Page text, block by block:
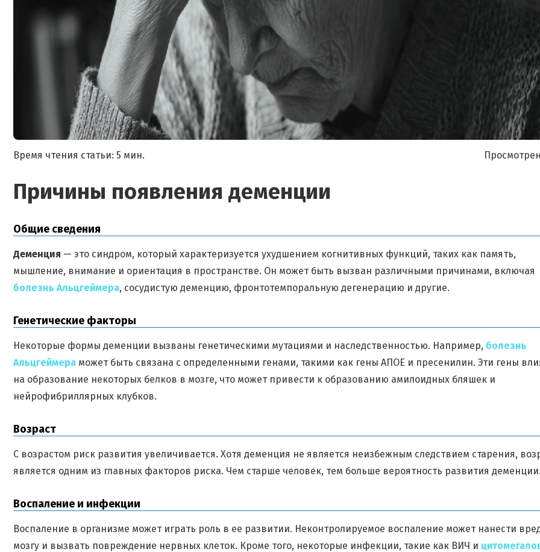
Время чтения статьи: 5 мин.
Причины появления деменции
Общие сведения
Деменция — это синдром, который характеризуется ухудшением когнитивных функций, таких как память,
мышление, внимание и ориентация в пространстве. Он может быть вызван различными причинами, включая
болезнь Альцгеймера, сосудистую деменцию, фронтотемпоральную дегенерацию и другие.
Генетические факторы
Некоторые формы деменции вызваны генетическими мутациями и наследственностью. Например, болезнь
Альцгеймера может быть связана с определенными генами, такими как гены АПОЕ и пресенилин. Эти гены
на образование некоторых белков в мозге, что может привести к образованию амилоидных бляшек и
нейрофибриллярных клубков.
Возраст
С возрастом риск развития увеличивается. Хотя деменция не является неизбежным следствием старения,
является одним из главных факторов риска. Чем старше человек, тем больше вероятность развития
Воспаление и инфекции
Воспаление в организме может играть роль в ее развитии. Неконтролируемое воспаление может нанести
мозгу и вызвать повреждение нервных клеток. Кроме того, некоторые инфекции, такие как ВИЧ и